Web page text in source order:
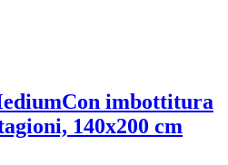
Con imbottitura
140x200 cm